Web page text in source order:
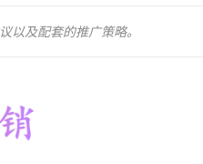
及配套的推广策略。